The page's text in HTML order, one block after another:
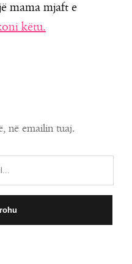
mama mjaft e
këtu.
në emailin tuaj.